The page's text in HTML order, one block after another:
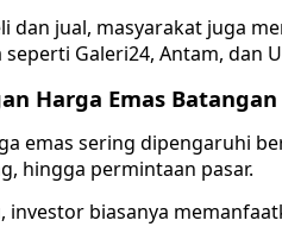
dan jual, masyarakat juga
Galeri24, Antam, dan
Harga Emas
emas sering dipengaruhi
hingga permintaan pasar.
investor biasanya